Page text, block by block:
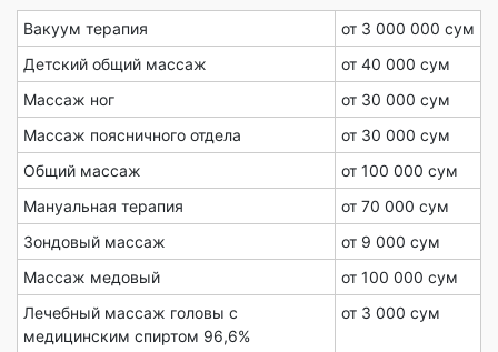
Вакуум терапия
от 3 000 000 сум
Детский общий массаж
от 40 000 сум
Массаж ног
от 30 000 сум
Массаж поясничного отдела
от 30 000 сум
Общий массаж
от 100 000 сум
Мануальная терапия
от 70 000 сум
Зондовый массаж
от 9 000 сум
Массаж медовый
от 100 000 сум
Лечебный массаж головы с
медицинским спиртом 96,6%
от 3 000 сум